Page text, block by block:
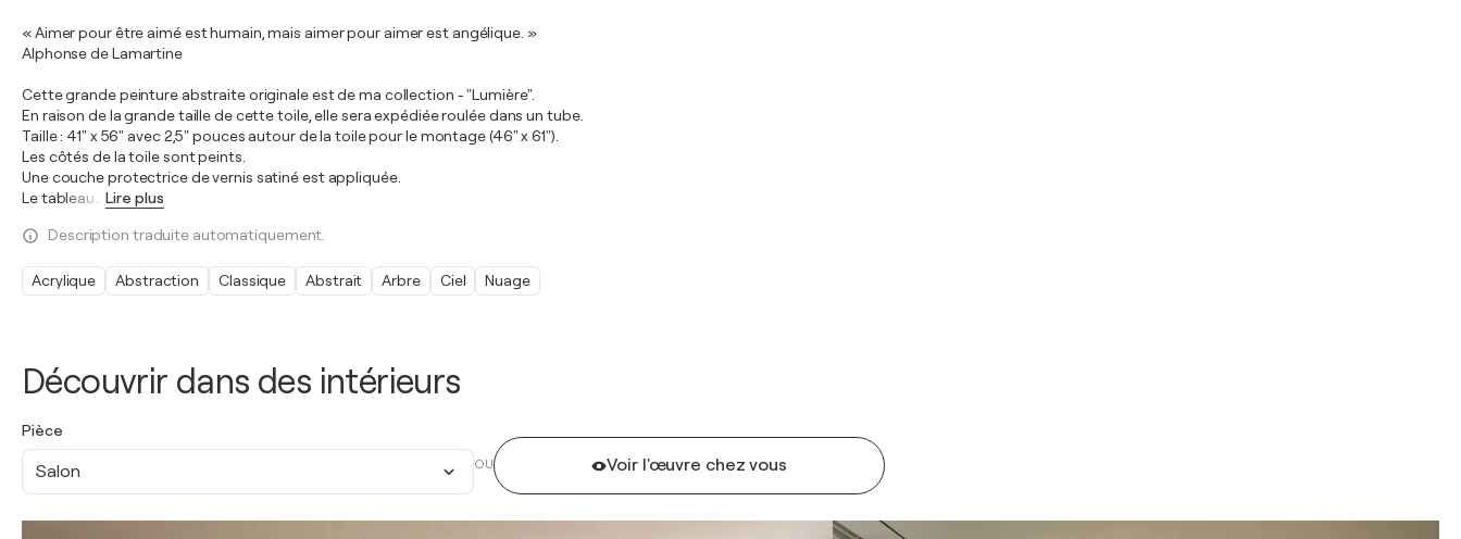
Découvrir dans des intérieurs
Pièce
Salon OU Voir l'œuvre chez vous
« Aimer pour être aimé est humain, mais aimer pour aimer est angélique. »
Alphonse de Lamartine
Cette grande peinture abstraite originale est de ma collection - "Lumière".
En raison de la grande taille de cette toile, elle sera expédiée roulée dans un tube.
Taille : 41" x 56" avec 2,5" pouces autour de la toile pour le montage (46" x 61").
Les côtés de la toile sont peints.
Une couche protectrice de vernis satiné est appliquée.
Le tableau
Lire plus
Description traduite automatiquement.
Acrylique Abstraction Classique Abstrait Arbre Ciel Nuage